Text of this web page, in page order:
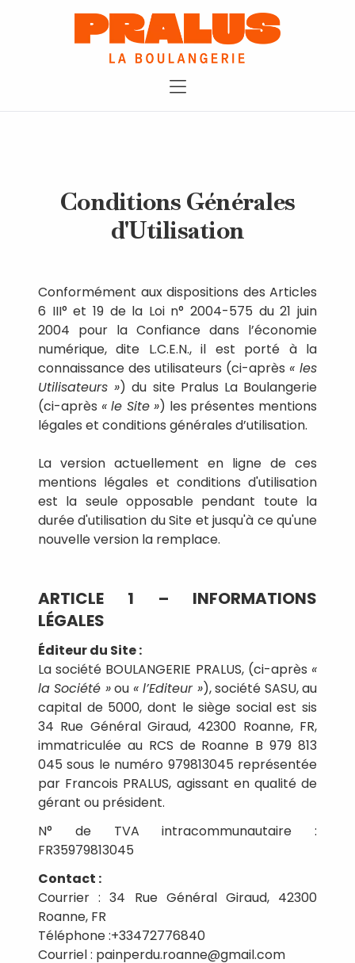
Conditions Générales
d'Utilisation
Conformément aux dispositions des Articles
6 III° et 19 de la Loi n° 2004-575 du 21 juin
2004 pour la Confiance dans l’économie
numérique, dite L.C.E.N., il est porté à la
connaissance des utilisateurs (ci-après « les
Utilisateurs ») du site Pralus La Boulangerie
(ci-après « le Site ») les présentes mentions
légales et conditions générales d’utilisation.
La version actuellement en ligne de ces
mentions légales et conditions d'utilisation
est la seule opposable pendant toute la
durée d'utilisation du Site et jusqu'à ce qu'une
nouvelle version la remplace.
ARTICLE 1 – INFORMATIONS
LÉGALES
Éditeur du Site :
La société BOULANGERIE PRALUS, (ci-après «
la Société »ou « l’Editeur »), société SASU, au
capital de 5000, dont le siège social est sis
34 Rue Général Giraud, 42300 Roanne, FR,
immatriculée au RCS de Roanne B 979 813
045 sous le numéro 979813045 représentée
par Francois PRALUS, agissant en qualité de
gérant ou président.
N° de TVA intracommunautaire :
FR35979813045
Contact :
Courrier : 34 Rue Général Giraud, 42300
Roanne, FR
Téléphone :+33472776840
Courriel : painperdu.roanne@gmail.com